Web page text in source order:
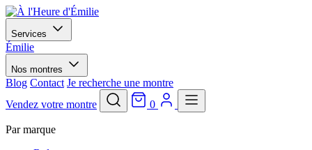
Services
Émilie
Nos montres
Blog Contact Je recherche une montre
Vendez votre montre
0
Par marque